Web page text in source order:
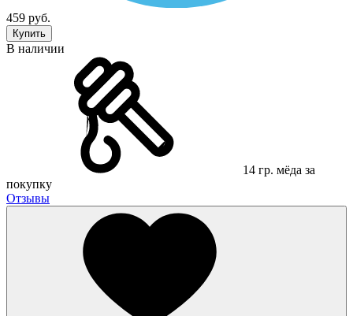
459 руб.
Купить
В наличии
14 гр. мёда за
покупку
Отзывы